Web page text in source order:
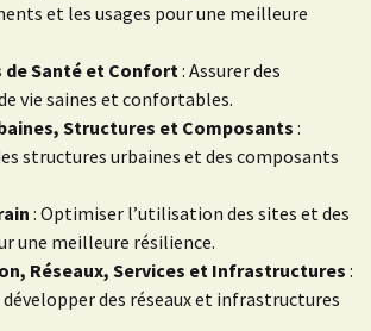
et les usages pour une meilleure
de Santé et Confort: Assurer des
vie saines et confortables.
Structures et Composants :
structures urbaines et des composants
: Optimiser l’utilisation des sites et des
une meilleure résilience.
Réseaux, Services et Infrastructures :
des réseaux et infrastructures